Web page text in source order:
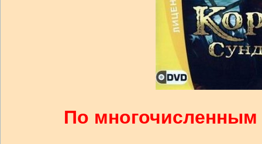
По многочисленным